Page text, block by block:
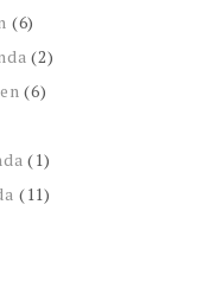
(6)
(2)
(6)
(1)
(11)